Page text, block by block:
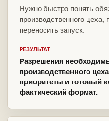
Нужно быстро понять
производственного цеха,
переносить запуск.
РЕЗУЛЬТАТ
Разрешения
производственного
приоритеты и готовый
фактический формат.